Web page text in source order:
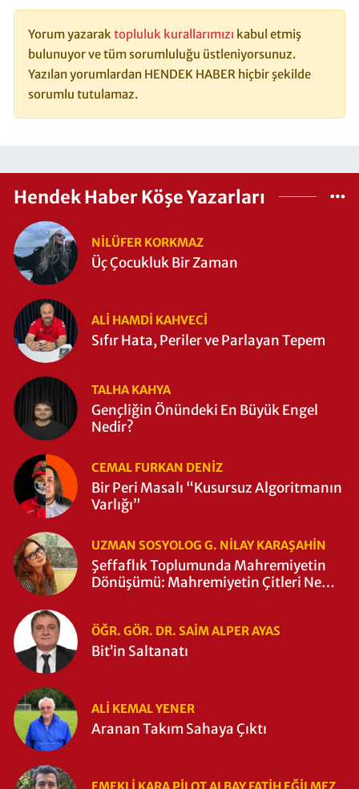
Yorum yazarak topluluk kurallarımızı kabul etmiş
bulunuyor ve tüm sorumluluğu üstleniyorsunuz.
Yazılan yorumlardan HENDEK HABER hiçbir şekilde
sorumlu tutulamaz.
Hendek Haber Köşe Yazarları
NILÜFER KORKMAZ
Üç Çocukluk Bir Zaman
ALI HAMDI KAHVECİ
Sıfır Hata, Periler ve Parlayan Tepem
TALHA KAHYA
Gençliğin Önündeki En Büyük Engel
Nedir?
CEMAL FURKAN DENİZ
Bir Peri Masalı “Kusursuz Algoritmanın
Varlığı”
UZMAN SOSYOLOG G. NILAY KARAŞAHİN
Şeffaflık Toplumunda Mahremiyetin
Dönüşümü: Mahremiyetin Çitleri Ne
ÖĞR. GÖR. DR. SAIM ALPER AYAS
Bit’in Saltanatı
ALI KEMAL YENER
Aranan Takım Sahaya Çıktı